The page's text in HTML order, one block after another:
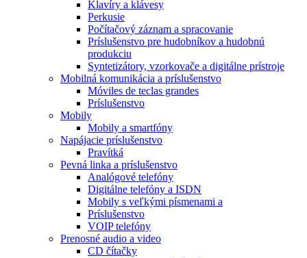
Klavíry a klávesy
Perkusie
Počítačový záznam a spracovanie
Príslušenstvo pre hudobníkov a hudobnú
produkciu
Syntetizátory, vzorkovače a digitálne prístroje
Mobilná komunikácia a príslušenstvo
Móviles de teclas grandes
Príslušenstvo
Mobily
Mobily a smartfóny
Napájacie príslušenstvo
Pravítká
Pevná linka a príslušenstvo
Analógové telefóny
Digitálne telefóny a ISDN
Mobily s veľkými písmenami a
Príslušenstvo
VOIP telefóny
Prenosné audio a video
CD čítačky